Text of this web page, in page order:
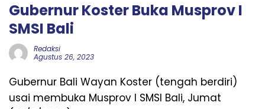
Gubernur Koster Buka Musprov I
SMSI Bali
Redaksi
Agustus 26, 2023
Gubernur Bali Wayan Koster (tengah berdiri)
usai membuka Musprov I SMSI Bali, Jumat